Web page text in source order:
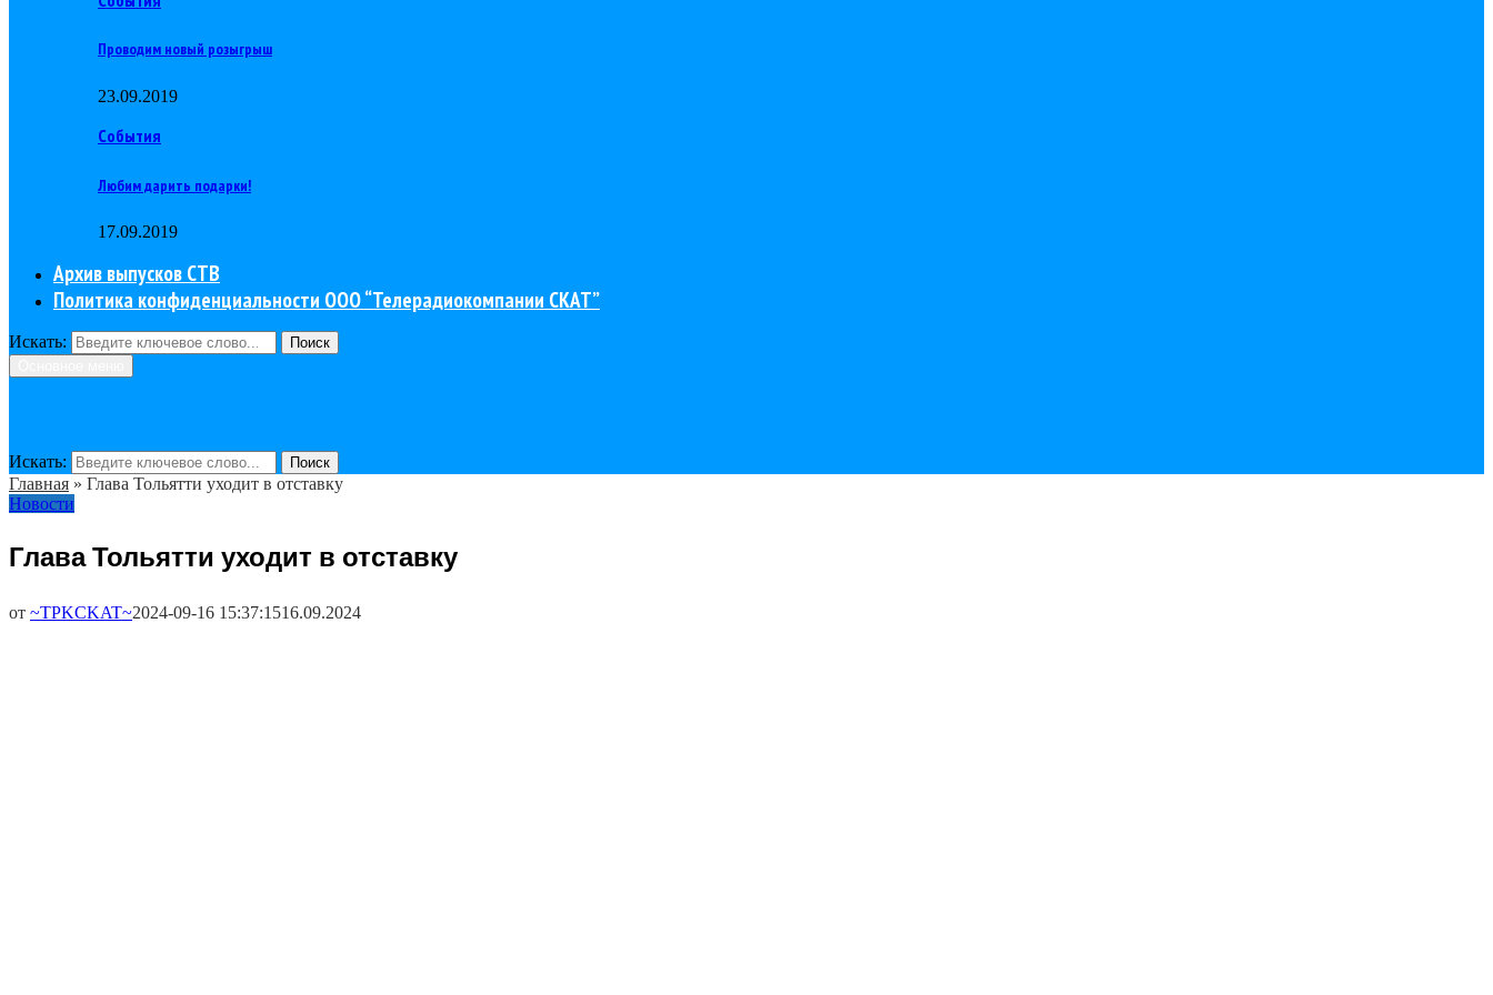
Проводим новый розыгрыш
23.09.2019
События
Любим дарить подарки!
17.09.2019
Архив выпусков СТВ
Политика конфиденциальности ООО “Телерадиокомпании СКАТ”
Искать:
Поиск
Искать: Поиск
Главная » Глава Тольятти уходит в отставку
Новости
Глава Тольятти уходит в отставку
от ~TPKCKAT~2024-09-16 15:37:1516.09.2024